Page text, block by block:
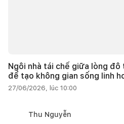
Ngôi nhà tái chế giữa lòng
để tạo không gian sống linh
27/06/2026, lúc 10:00
Thu Nguyễn